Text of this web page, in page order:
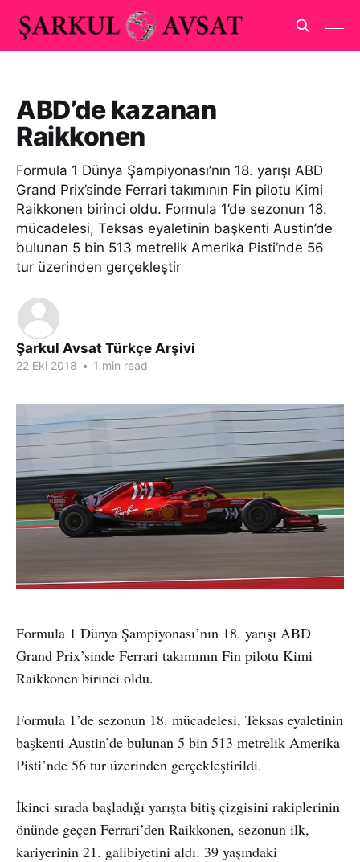
ABD’de kazanan
Raikkonen
Formula 1 Dünya Şampiyonası’nın 18. yarışı ABD
Grand Prix’sinde Ferrari takımının Fin pilotu Kimi
Raikkonen birinci oldu. Formula 1’de sezonun 18.
mücadelesi, Teksas eyaletinin başkenti Austin’de
bulunan 5 bin 513 metrelik Amerika Pisti’nde 56
tur üzerinden gerçekleştir
Şarkul Avsat Türkçe Arşivi
22 Eki 2018 • 1 min read
Formula 1 Dünya Şampiyonası’nın 18. yarışı ABD
Grand Prix’sinde Ferrari takımının Fin pilotu Kimi
Raikkonen birinci oldu.
Formula 1’de sezonun 18. mücadelesi, Teksas eyaletinin
başkenti Austin’de bulunan 5 bin 513 metrelik Amerika
Pisti’nde 56 tur üzerinden gerçekleştirildi.
İkinci sırada başladığı yarışta bitiş çizgisini rakiplerinin
önünde geçen Ferrari’den Raikkonen, sezonun ilk,
kariyerinin 21. galibiyetini aldı. 39 yaşındaki